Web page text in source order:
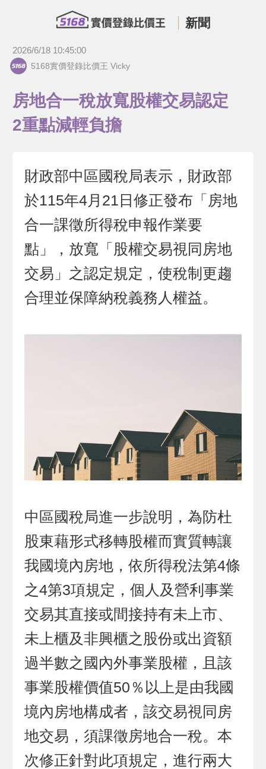
新聞
2026/6/18 10:45:00
5168實價登錄比價王 Vicky
房地合一稅放寬股權交易認定
2重點減輕負擔
財政部中區國稅局表示，財政部
於115年4月21日修正發布「房地
合一課徵所得稅申報作業要
點」，放寬「股權交易視同房地
交易」之認定規定，使稅制更趨
合理並保障納稅義務人權益。
中區國稅局進一步說明，為防杜
股東藉形式移轉股權而實質轉讓
我國境內房地，依所得稅法第4條
之4第3項規定，個人及營利事業
交易其直接或間接持有未上市、
未上櫃及非興櫃之股份或出資額
過半數之國內外事業股權，且該
事業股權價值50％以上是由我國
境內房地構成者，該交易視同房
地交易，須課徵房地合一稅。本
次修正針對此項規定，進行兩大